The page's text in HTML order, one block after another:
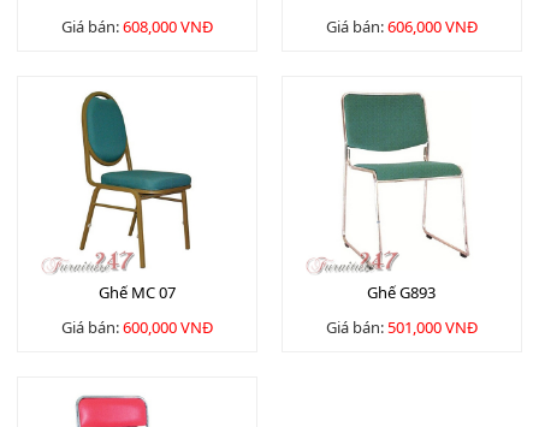
Giá bán:608,000 VNĐ
Giá bán:606,000 VNĐ
Ghế MC 07
Giá bán:600,000 VNĐ
Ghế G893
Giá bán:501,000 VNĐ